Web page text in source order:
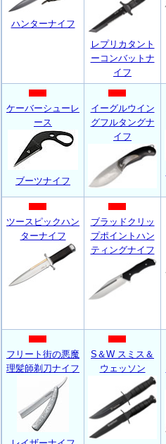
ハンターナイフ
レプリカタント
ーコンバットナ
イフ
ケーバーシューレ
ース
ブーツナイフ
イーグルウイン
グフルタングナ
イフ
ツースピックハン
ターナイフ
ブラッドクリッ
プポイントハン
ティングナイフ
フリート街の悪魔
理髪師剃刀ナイフ
S＆W スミス＆
ウェッソン